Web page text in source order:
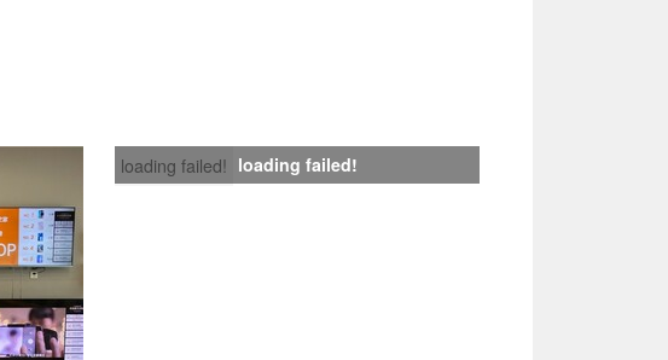
loading failed! loading failed!